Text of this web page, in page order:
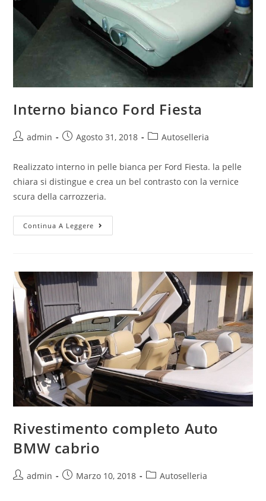
Interno bianco Ford Fiesta
admin Agosto 31, 2018 Autoselleria
Realizzato interno in pelle bianca per Ford Fiesta. la pelle
chiara si distingue e crea un bel contrasto con la vernice
scura della carrozzeria.
Continua A Leggere
Rivestimento completo Auto
BMW cabrio
admin Marzo 10, 2018 Autoselleria